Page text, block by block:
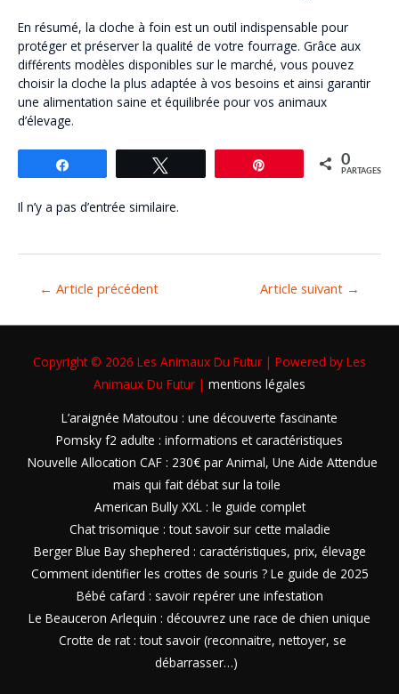
En résumé, la cloche à foin est un outil indispensable pour
protéger et préserver la qualité de votre fourrage. Grâce aux
différents modèles disponibles sur le marché, vous pouvez
choisir la cloche la plus adaptée à vos besoins et ainsi garantir
une alimentation saine et équilibrée pour vos animaux
d’élevage.
0
PARTAGES
Il n’y a pas d’entrée similaire.
← Article précédent Article suivant →
Copyright © 2026 Les Animaux Du Futur | Powered by Les
Animaux Du Futur | mentions légales
L’araignée Matoutou : une découverte fascinante
Pomsky f2 adulte : informations et caractéristiques
Nouvelle Allocation CAF : 230€ par Animal, Une Aide Attendue
mais qui fait débat sur la toile
American Bully XXL : le guide complet
Chat trisomique : tout savoir sur cette maladie
Berger Blue Bay shephered : caractéristiques, prix, élevage
Comment identifier les crottes de souris ? Le guide de 2025
Bébé cafard : savoir repérer une infestation
Le Beauceron Arlequin : découvrez une race de chien unique
Crotte de rat : tout savoir (reconnaitre, nettoyer, se
débarrasser…)